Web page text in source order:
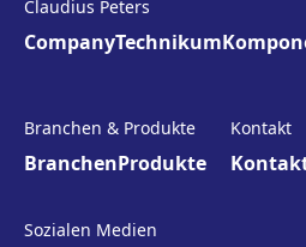
Claudius Peters
CompanyTechnikum
Branchen & Produkte
BranchenProdukte
Kontakt
Sozialen Medien